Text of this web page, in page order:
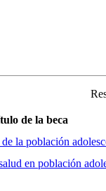
de la beca
la población
en población